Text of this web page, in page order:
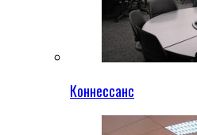
Коннессанс